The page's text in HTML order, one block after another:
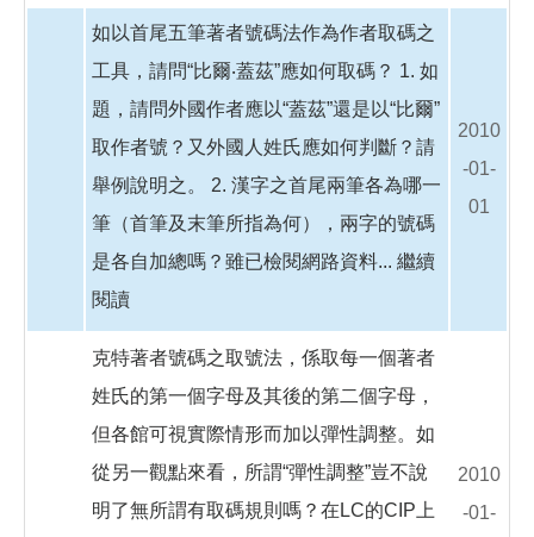
如以首尾五筆著者號碼法作為作者取碼之
工具，請問“比爾‧蓋茲”應如何取碼？ 1. 如
題，請問外國作者應以“蓋茲”還是以“比爾”
取作者號？又外國人姓氏應如何判斷？請
舉例說明之。 2. 漢字之首尾兩筆各為哪一
筆（首筆及末筆所指為何），兩字的號碼
是各自加總嗎？雖已檢閱網路資料... 繼續
閱讀
2010
-01-
01
克特著者號碼之取號法，係取每一個著者
姓氏的第一個字母及其後的第二個字母，
但各館可視實際情形而加以彈性調整。如
從另一觀點來看，所謂“彈性調整”豈不說
明了無所謂有取碼規則嗎？在LC的CIP上
2010
-01-